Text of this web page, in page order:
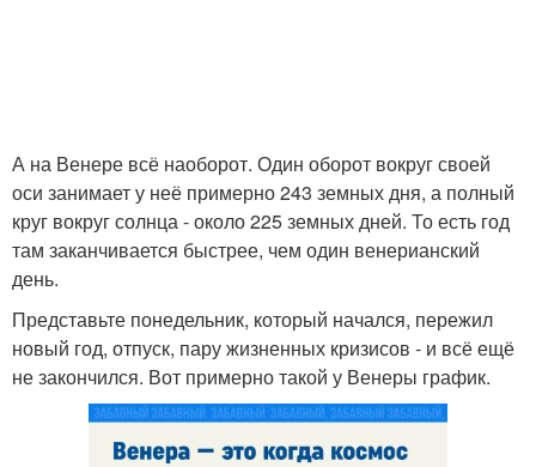
А на Венере всё наоборот. Один оборот вокруг своей
оси занимает у неё примерно 243 земных дня, а полный
круг вокруг солнца - около 225 земных дней. То есть год
там заканчивается быстрее, чем один венерианский
день.
Представьте понедельник, который начался, пережил
новый год, отпуск, пару жизненных кризисов - и всё ещё
не закончился. Вот примерно такой у Венеры график.